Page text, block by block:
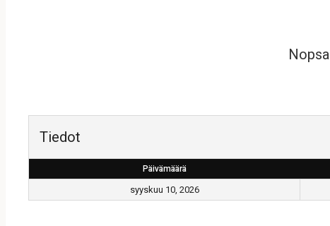
Nopsa
Tiedot
Päivämäärä
syyskuu 10, 2026